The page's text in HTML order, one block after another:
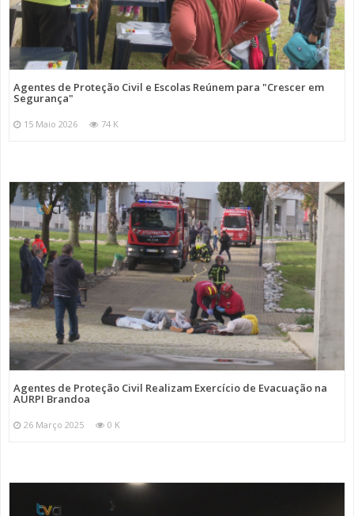
Agentes de Proteção Civil e Escolas Reúnem para "Crescer em
Segurança"
15 Maio 2026 74 K
Agentes de Proteção Civil Realizam Exercício de Evacuação na
AURPI Brandoa
26 Março 2025 0 K